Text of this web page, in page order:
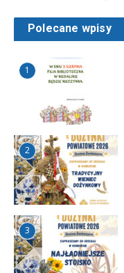
Polecane wpisy
1
2
3